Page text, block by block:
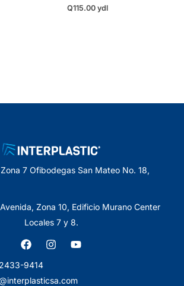
Q115.00 ydl
7 Ofibodegas San Mateo No. 18,
Zona 10, Edificio Murano Center
Locales 7 y 8.
9414